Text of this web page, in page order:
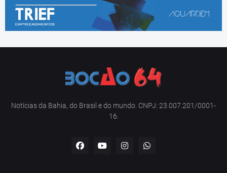
Notícias da Bahia, do Brasil e do mundo. CNPJ: 23.007.201/0001-
16.